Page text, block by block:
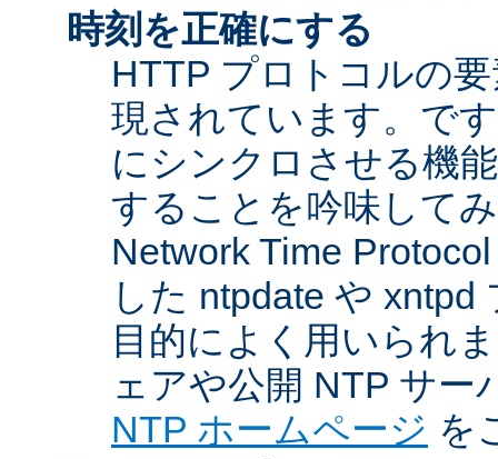
時刻を正確にする
HTTP プロトコルの
現されています。で
にシンクロさせる機
することを吟味して
Network Time
した ntpdate や
目的によく用いられ
ェアや公開 NTP サー
NTP ホームページ を